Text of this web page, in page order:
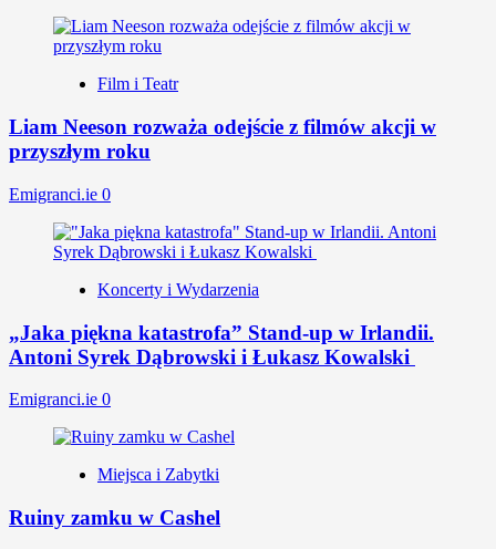
Film i Teatr
Liam Neeson rozważa odejście z filmów akcji w
przyszłym roku
Emigranci.ie 0
Koncerty i Wydarzenia
„Jaka piękna katastrofa” Stand-up w Irlandii.
Antoni Syrek Dąbrowski i Łukasz Kowalski
Emigranci.ie 0
Miejsca i Zabytki
Ruiny zamku w Cashel